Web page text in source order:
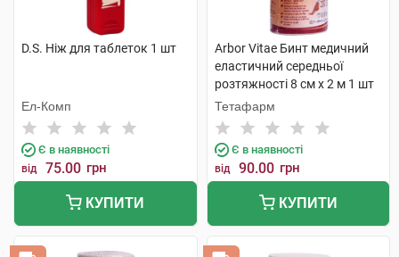
D.S. Ніж для таблеток 1 шт
Ел-Комп
Є в наявності
від 75.00 грн
КУПИТИ
Arbor Vitae Бинт медичний
еластичний середньої
розтяжності 8 см х 2 м 1 шт
Тетафарм
Є в наявності
від 90.00 грн
КУПИТИ